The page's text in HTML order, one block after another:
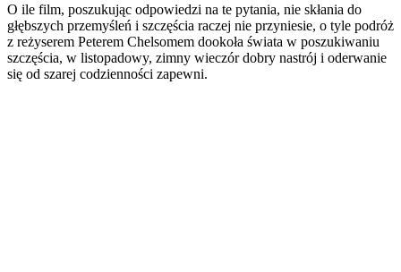
O ile film, poszukując odpowiedzi na te pytania, nie skłania do
głębszych przemyśleń i szczęścia raczej nie przyniesie, o tyle podróż
z reżyserem Peterem Chelsomem dookoła świata w poszukiwaniu
szczęścia, w listopadowy, zimny wieczór dobry nastrój i oderwanie
się od szarej codzienności zapewni.